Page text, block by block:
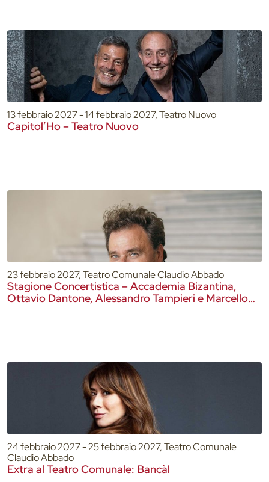
13 febbraio 2027 - 14 febbraio 2027, Teatro Nuovo
Capitol’Ho – Teatro Nuovo
23 febbraio 2027, Teatro Comunale Claudio Abbado
Stagione Concertistica – Accademia Bizantina,
Ottavio Dantone, Alessandro Tampieri e Marcello
24 febbraio 2027 - 25 febbraio 2027, Teatro Comunale
Claudio Abbado
Extra al Teatro Comunale: Bancàl